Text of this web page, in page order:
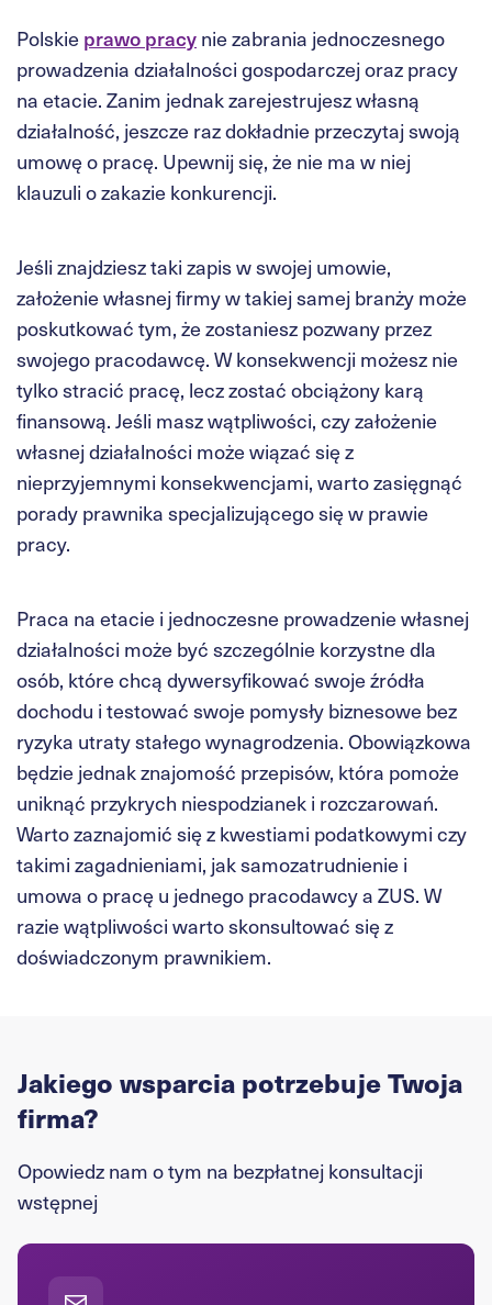
Polskie prawo pracy nie zabrania jednoczesnego
prowadzenia działalności gospodarczej oraz pracy
na etacie. Zanim jednak zarejestrujesz własną
działalność, jeszcze raz dokładnie przeczytaj swoją
umowę o pracę. Upewnij się, że nie ma w niej
klauzuli o zakazie konkurencji.
Jeśli znajdziesz taki zapis w swojej umowie,
założenie własnej firmy w takiej samej branży może
poskutkować tym, że zostaniesz pozwany przez
swojego pracodawcę. W konsekwencji możesz nie
tylko stracić pracę, lecz zostać obciążony karą
finansową. Jeśli masz wątpliwości, czy założenie
własnej działalności może wiązać się z
nieprzyjemnymi konsekwencjami, warto zasięgnąć
porady prawnika specjalizującego się w prawie
pracy.
Praca na etacie i jednoczesne prowadzenie własnej
działalności może być szczególnie korzystne dla
osób, które chcą dywersyfikować swoje źródła
dochodu i testować swoje pomysły biznesowe bez
ryzyka utraty stałego wynagrodzenia. Obowiązkowa
będzie jednak znajomość przepisów, która pomoże
uniknąć przykrych niespodzianek i rozczarowań.
Warto zaznajomić się z kwestiami podatkowymi czy
takimi zagadnieniami, jak samozatrudnienie i
umowa o pracę u jednego pracodawcy a ZUS. W
razie wątpliwości warto skonsultować się z
doświadczonym prawnikiem.
Jakiego wsparcia potrzebuje Twoja
firma?
Opowiedz nam o tym na bezpłatnej konsultacji
wstępnej